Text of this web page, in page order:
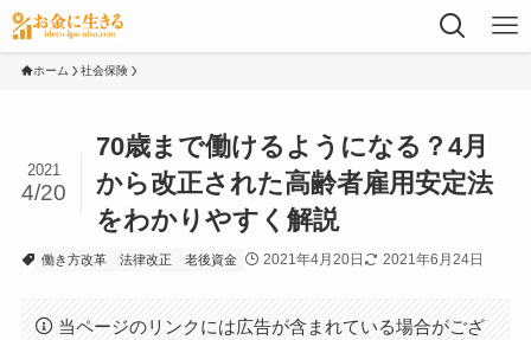
ホーム 社会保険
70歳まで働けるようになる？4月
から改正された高齢者雇用安定法
をわかりやすく解説
2021
4/20
働き方改革 法律改正 老後資金 2021年4月20日 2021年6月24日
当ページのリンクには広告が含まれている場合がござ